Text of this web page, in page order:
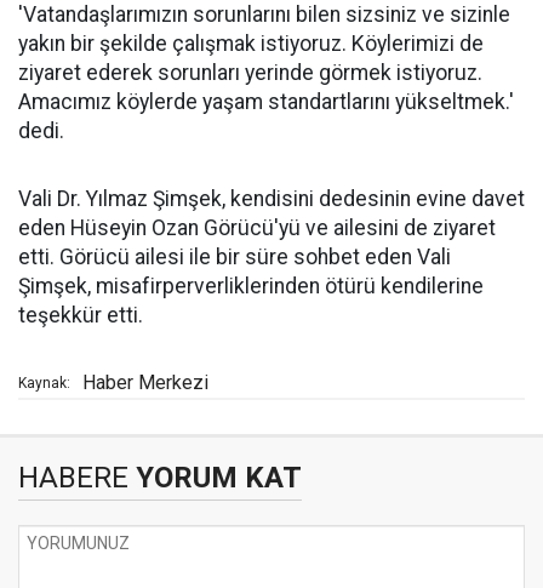
'Vatandaşlarımızın sorunlarını bilen sizsiniz ve sizinle
yakın bir şekilde çalışmak istiyoruz. Köylerimizi de
ziyaret ederek sorunları yerinde görmek istiyoruz.
Amacımız köylerde yaşam standartlarını yükseltmek.'
dedi.
Vali Dr. Yılmaz Şimşek, kendisini dedesinin evine davet
eden Hüseyin Ozan Görücü'yü ve ailesini de ziyaret
etti. Görücü ailesi ile bir süre sohbet eden Vali
Şimşek, misafirperverliklerinden ötürü kendilerine
teşekkür etti.
Kaynak: Haber Merkezi
HABERE YORUM KAT